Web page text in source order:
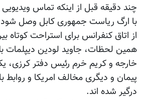
چند دقیقه قبل از اینکه تماس
با ارگ ریاست جمهوری کابل وصل
از اتاق کنفرانس برای استراحت
همین لحظات، جاوید لودین دیپلمات
خارجه و کریم خرم رئیس دفتر کرزی،
پیمان و دیگری مخالف امریکا و روابط
درگیر شده اند.